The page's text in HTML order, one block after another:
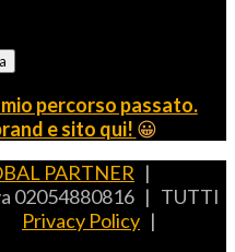
percorso passato.
e sito qui! 😀
PARTNER |
02054880816 | TUTTI
Privacy Policy |